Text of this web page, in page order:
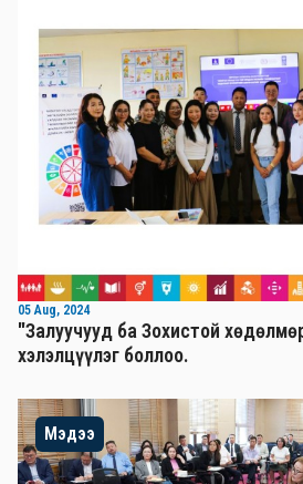
05 Aug, 2024
"Залуучууд ба Зохистой
хэлэлцүүлэг боллоо.
Мэдээ